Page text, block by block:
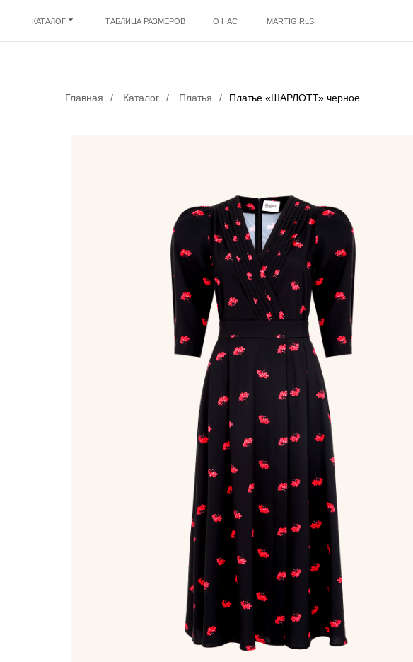
КАТАЛОГ ТАБЛИЦА РАЗМЕРОВ MARTIGIRLS
Главная / Каталог / Платья / Платье «ШАРЛОТТ» черное